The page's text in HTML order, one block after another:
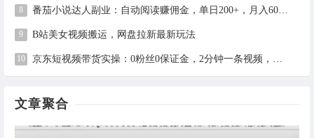
B站美女视频搬运，网盘拉新最新玩法
文章聚合